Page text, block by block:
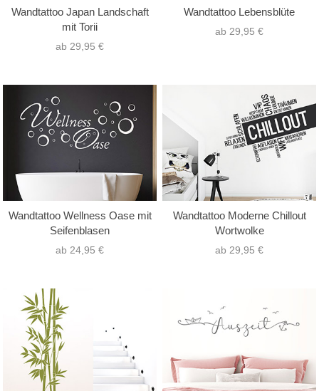
Wandtattoo Japan Landschaft
mit Torii
ab 29,95 €
Wandtattoo Lebensblüte
ab 29,95 €
Wandtattoo Wellness Oase mit
Seifenblasen
ab 24,95 €
Wandtattoo Moderne Chillout
Wortwolke
ab 29,95 €